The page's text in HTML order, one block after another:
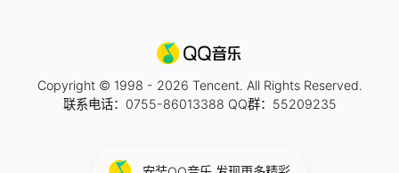
Copyright © 1998 - 2026 Tencent. All Rights Reserved.
联系电话：0755-86013388 QQ群：55209235